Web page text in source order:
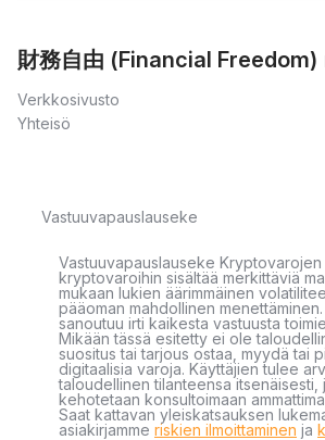
財務自由 (Financial
Verkkosivusto
Yhteisö
Vastuuvapauslauseke
Vastuuvapauslauseke Kryptovarojen
kryptovaroihin sisältää merkittäviä
mukaan lukien äärimmäinen
pääoman mahdollinen menettäminen.
sanoutuu irti kaikesta vastuusta
Mikään tässä esitetty ei ole
suositus tai tarjous ostaa, myydä tai
digitaalisia varoja. Käyttäjien tulee
taloudellinen tilanteensa itsenäisesti,
kehotetaan konsultoimaan
Saat kattavan yleiskatsauksen
asiakirjamme riskien ilmoittaminen ja